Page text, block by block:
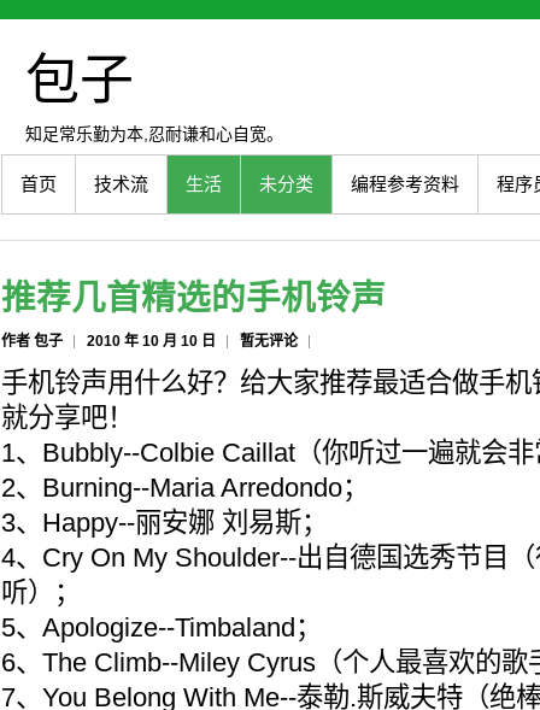
包子
知足常乐勤为本,忍耐谦和心自宽。
首页 技术流 生活 未分类 编程参考资料 程序
推荐几首精选的手机铃声
作者 包子 2010 年 10 月 10 日 暂无评论
手机铃声用什么好？给大家推荐最适合做手
就分享吧！
1、Bubbly--Colbie Caillat（你听过一遍就会
2、Burning--Maria Arredondo；
3、Happy--丽安娜 刘易斯；
4、Cry On My Shoulder--出自德国选秀节目
听）；
5、Apologize--Timbaland；
6、The Climb--Miley Cyrus（个人最喜欢的歌
7、You Belong With Me--泰勒.斯威夫特（绝